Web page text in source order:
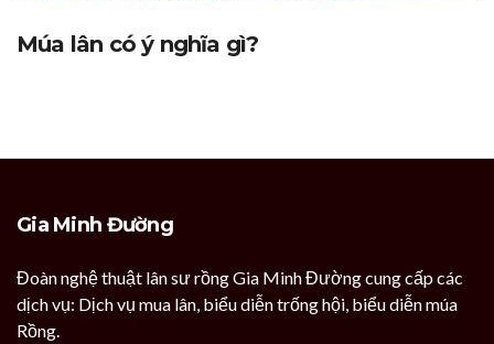
Múa lân có ý nghĩa gì?
Gia Minh Đường
Đoàn nghệ thuật lân sư rồng Gia Minh Đường cung cấp các
dịch vụ: Dịch vụ mua lân, biểu diễn trống hội, biểu diễn múa
Rồng.